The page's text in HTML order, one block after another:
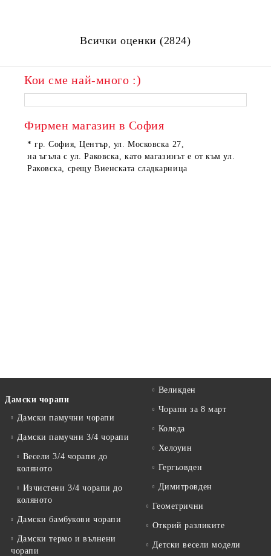
ПОРЪЧАНИ
Всички оценки (2824)
Кои сме най-много :)
Фирмен магазин в София
* гр. София, Център, ул. Московска 27,
на ъгъла с ул. Раковска, като магазинът е от към ул.
Раковска, срещу Виенската сладкарница
Дамски чорапи
Дамски памучни чорапи
Дамски памучни 3/4 чорапи
Весели 3/4 чорапи до
коляното
Изчистени 3/4 чорапи до
коляното
Дамски бамбукови чорапи
Дамски термо и вълнени
чорапи
Великден
Чорапи за 8 март
Коледа
Хелоуин
Гергьовден
Димитровден
Геометрични
Открий разликите
Детски весели модели